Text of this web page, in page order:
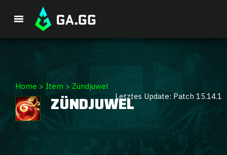
Spieler-Analyse
Home > Item > Zündjuwel
Letztes Update: Patch 15.14.1
ZÜNDJUWEL